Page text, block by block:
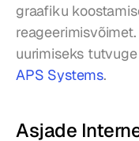
graafiku
uurimiseks
APS Systems.
Asjade